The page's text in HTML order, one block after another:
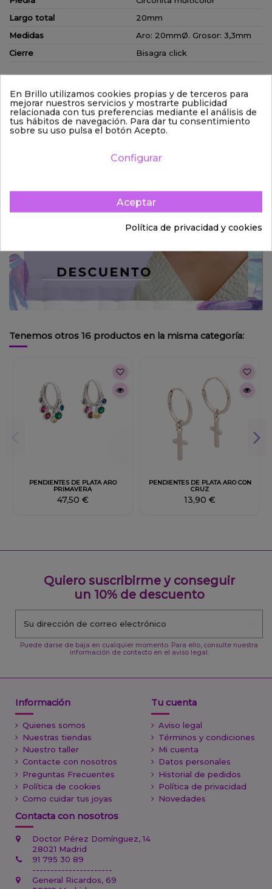
Largo total
20mm
Medidas
Aro: 20mmØ. Grosor: 3,3mm
Cierre
Bisagra click
Derecho de desistimiento
Tenemos otros 16 productos en la misma categoría:
PENDIENTES DE PLATA ARO
PRIMAVERA
47,50 €
PENDIENTES DE PLATA ARO CON
CRUZ
13,90 €
Quiero suscribirme y conseguir
un 10% de descuento
Puede darse de baja en cualquier momento. Para ello, consulte nuestra
información de contacto en el aviso legal.
Información
Quienes somos
Nuestras tiendas
Nuestro taller
Contacte con nosotros
Preguntas Frecuentes
Política de cookies
Como cuidar tus joyas
Tu cuenta
Aviso legal
Términos y condiciones
Mi cuenta
Datos personales
Historial de pedidos
Política de privacidad
Novedades
Contacta con nosotros
Doctor Pérez Domínguez, 14
28021 Madrid
91 795 30 89
----------------------
General Ricardos, 69
En Brillo utilizamos cookies propias y de terceros para
mejorar nuestros servicios y mostrarte publicidad
relacionada con tus preferencias mediante el análisis de
tus hábitos de navegación. Para dar tu consentimiento
sobre su uso pulsa el botón Acepto.
Configurar
Aceptar
Política de privacidad y cookies